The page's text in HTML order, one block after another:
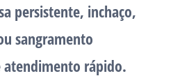
persistente, inchaço,
sangramento
rápido.